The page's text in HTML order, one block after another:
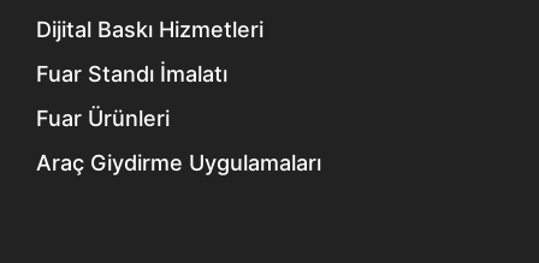
Dijital Baskı Hizmetleri
Fuar Standı İmalatı
Fuar Ürünleri
Araç Giydirme Uygulamaları